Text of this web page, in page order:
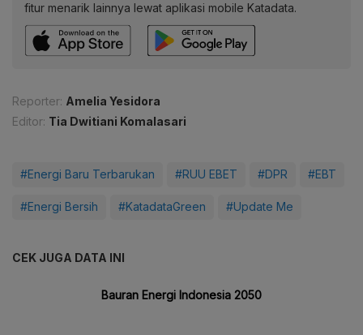
fitur menarik lainnya lewat aplikasi mobile Katadata.
Reporter: Amelia Yesidora
Editor: Tia Dwitiani Komalasari
#Energi Baru Terbarukan #RUU EBET #DPR #EBT
#Energi Bersih #KatadataGreen #Update Me
CEK JUGA DATA INI